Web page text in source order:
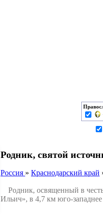
Родник, святой
Россия »Краснодарский край
Родник, освященный в честь
Ильич», в 4,7 км юго-